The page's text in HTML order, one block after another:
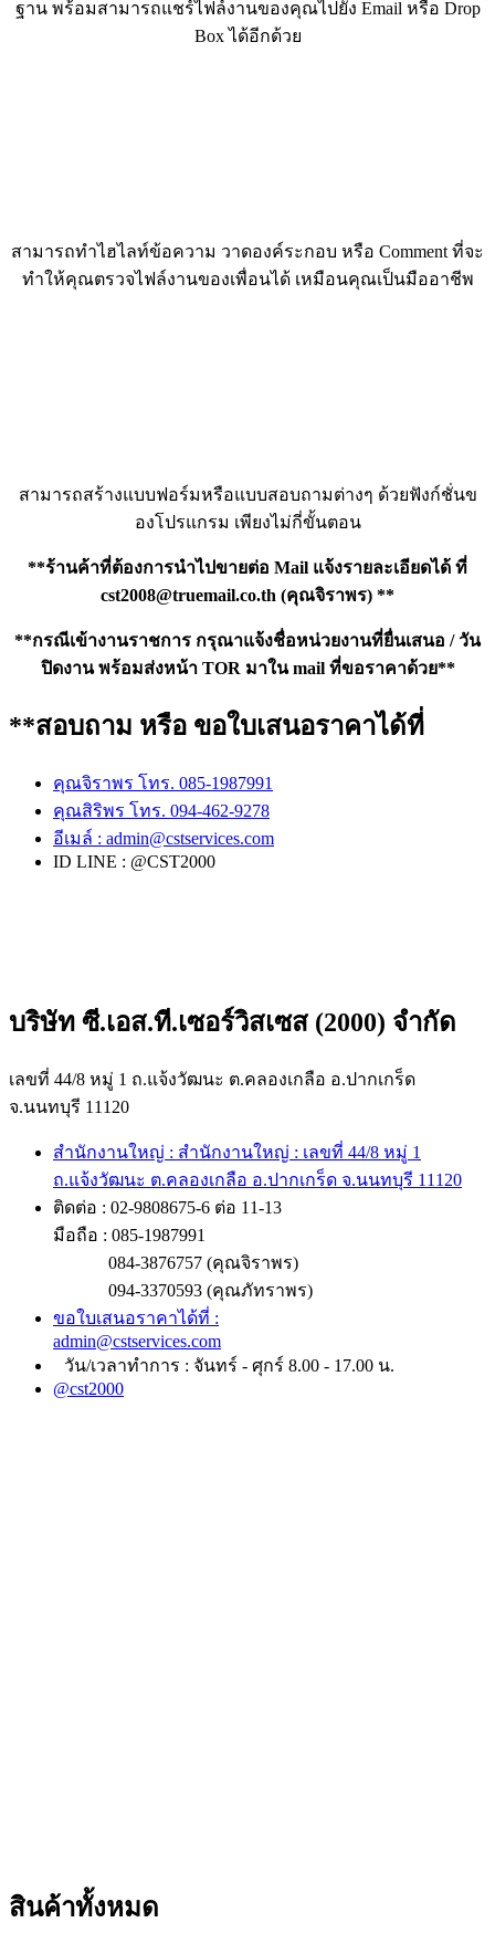
ฐาน พร้อมสามารถแชร์ไฟล์งานของคุณไปยัง Email หรือ Drop
Box ได้อีกด้วย
สามารถทำไฮไลท์ข้อความ วาดองค์ระกอบ หรือ Comment ที่จะ
ทำให้คุณตรวจไฟล์งานของเพื่อนได้ เหมือนคุณเป็นมืออาชีพ
สามารถสร้างแบบฟอร์มหรือแบบสอบถามต่างๆ ด้วยฟังก์ชั่นข
องโปรแกรม เพียงไม่กี่ขั้นตอน
**ร้านค้าที่ต้องการนำไปขายต่อ Mail แจ้งรายละเอียดได้ ที่
cst2008@truemail.co.th (คุณจิราพร) **
**กรณีเข้างานราชการ กรุณาแจ้งชื่อหน่วยงานที่ยื่นเสนอ / วัน
ปิดงาน พร้อมส่งหน้า TOR มาใน mail ที่ขอราคาด้วย**
**สอบถาม หรือ ขอใบเสนอราคาได้ที่
คุณจิราพร โทร. 085-1987991
คุณสิริพร โทร. 094-462-9278
อีเมล์ : admin@cstservices.com
ID LINE : @CST2000
บริษัท ซี.เอส.ที.เซอร์วิสเซส (2000) จำกัด
เลขที่ 44/8 หมู่ 1 ถ.แจ้งวัฒนะ ต.คลองเกลือ อ.ปากเกร็ด
จ.นนทบุรี 11120
สำนักงานใหญ่ : สำนักงานใหญ่ : เลขที่ 44/8 หมู่ 1
ถ.แจ้งวัฒนะ ต.คลองเกลือ อ.ปากเกร็ด จ.นนทบุรี 11120
ติดต่อ : 02-9808675-6 ต่อ 11-13
มือถือ : 085-1987991
084-3876757 (คุณจิราพร)
094-3370593 (คุณภัทราพร)
ขอใบเสนอราคาได้ที่ :
admin@cstservices.com
วัน/เวลาทำการ : จันทร์ - ศุกร์ 8.00 - 17.00 น.
@cst2000
สินค้าทั้งหมด